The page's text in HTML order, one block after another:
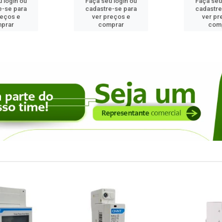
se para
e
cadastre-se para
ver preços e
comprar
ver